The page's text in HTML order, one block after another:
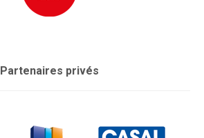
Partenaires privés